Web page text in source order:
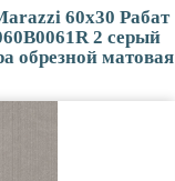
60x30 Рабат
2 серый
обрезной матовая